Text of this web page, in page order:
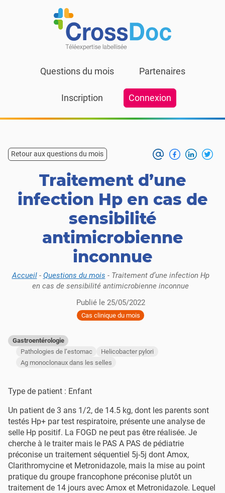
Questions du mois Partenaires
Inscription Connexion
Retour aux questions du mois
Traitement d’une
infection Hp en cas de
sensibilité
antimicrobienne
inconnue
Accueil- Questions du mois - Traitement d’une infection Hp
en cas de sensibilité antimicrobienne inconnue
Publié le 25/05/2022
Cas clinique du mois
Gastroentérologie
Pathologies de l’estomac
Helicobacter pylori
​​Ag monoclonaux dans les selles
Type de patient : Enfant
Un patient de 3 ans 1/2, de 14.5 kg, dont les parents sont
testés Hp+ par test respiratoire, présente une analyse de
selle Hp positif. La FOGD ne peut pas être réalisée. Je
cherche à le traiter mais le PAS A PAS de pédiatrie
préconise un traitement séquentiel 5j-5j dont Amox,
Clarithromycine et Metronidazole, mais la mise au point
pratique du groupe francophone préconise plutôt un
traitement de 14 jours avec Amox et Metronidazole. Lequel